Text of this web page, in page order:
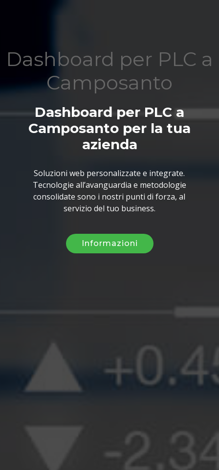
Dashboard per PLC a
Camposanto
Dashboard per PLC a
Camposanto per la tua
azienda
Soluzioni web personalizzate e integrate.
Tecnologie all’avanguardia e metodologie
consolidate sono i nostri punti di forza, al
servizio del tuo business.
Informazioni